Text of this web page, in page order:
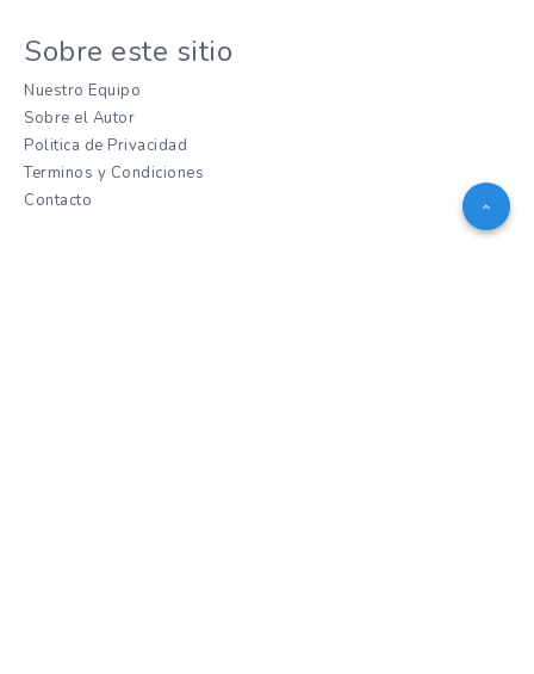
Sobre este sitio
Nuestro Equipo
Sobre el Autor
Politica de Privacidad
Terminos y Condiciones
Contacto